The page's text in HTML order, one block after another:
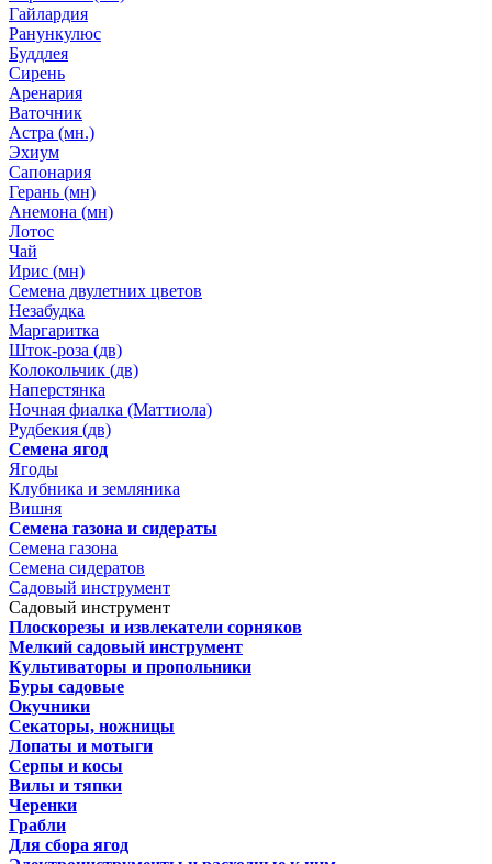
Гайлардия
Ранункулюс
Буддлея
Сирень
Аренария
Ваточник
Астра (мн.)
Эхиум
Сапонария
Герань (мн)
Анемона (мн)
Лотос
Чай
Ирис (мн)
Семена двулетних цветов
Незабудка
Маргаритка
Шток-роза (дв)
Колокольчик (дв)
Наперстянка
Ночная фиалка (Маттиола)
Рудбекия (дв)
Семена ягод
Ягоды
Клубника и земляника
Вишня
Семена газона и сидераты
Семена газона
Семена сидератов
Садовый инструмент
Садовый инструмент
Плоскорезы и извлекатели сорняков
Мелкий садовый инструмент
Культиваторы и пропольники
Буры садовые
Окучники
Секаторы, ножницы
Лопаты и мотыги
Серпы и косы
Вилы и тяпки
Черенки
Грабли
Для сбора ягод